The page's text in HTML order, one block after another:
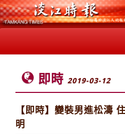
即時 2019-03-12
【即時】變裝男進松濤
明